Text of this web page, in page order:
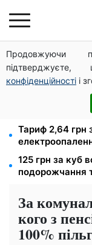
Продовжуючи
конфіденційності і
Пенсійне
проїзд: Кабмін
платити
Податкові
ТЦК: Кабмін
Тариф 2,64 грн
125 грн за куб
подорожчання
За
кого з
100%